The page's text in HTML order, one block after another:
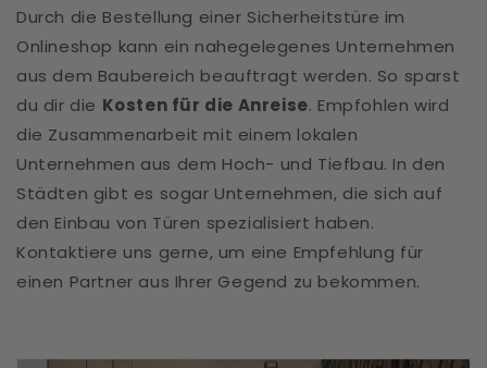
Durch die Bestellung einer Sicherheitstüre im
Onlineshop kann ein nahegelegenes Unternehmen
aus dem Baubereich beauftragt werden. So sparst
du dir die Kosten für die Anreise. Empfohlen wird
die Zusammenarbeit mit einem lokalen
Unternehmen aus dem Hoch- und Tiefbau. In den
Städten gibt es sogar Unternehmen, die sich auf
den Einbau von Türen spezialisiert haben.
Kontaktiere uns gerne, um eine Empfehlung für
einen Partner aus Ihrer Gegend zu bekommen.